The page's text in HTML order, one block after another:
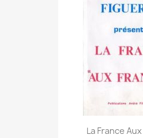
La France